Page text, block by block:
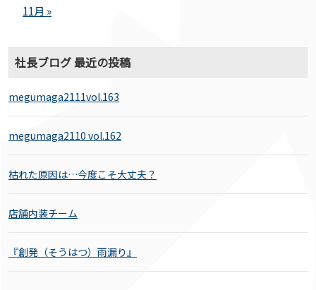
11月 »
社長ブログ 最近の投稿
megumaga2111vol.163
megumaga2110 vol.162
枯れた原因は…今度こそ大丈夫？
店舗内装チーム
『創発（そうはつ）雨漏り』